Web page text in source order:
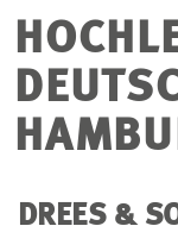
DREES &